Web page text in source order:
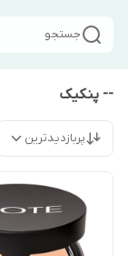
جستجو
-- پنکیک
پربازدیدترین